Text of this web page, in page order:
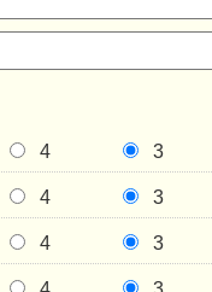
4 3
4 3
4 3